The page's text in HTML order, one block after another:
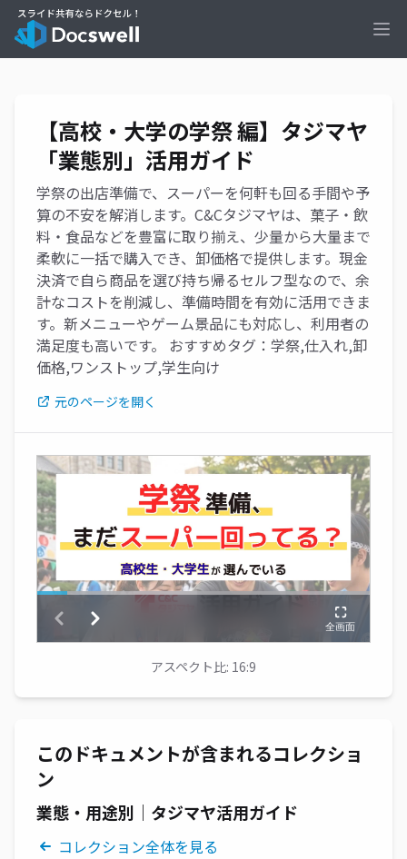
【高校・大学の学祭 編】タジマヤ
「業態別」活用ガイド
学祭の出店準備で、スーパーを何軒も回る手間や予
算の不安を解消します。C&Cタジマヤは、菓子・飲
料・食品などを豊富に取り揃え、少量から大量まで
柔軟に一括で購入でき、卸価格で提供します。現金
決済で自ら商品を選び持ち帰るセルフ型なので、余
計なコストを削減し、準備時間を有効に活用できま
す。新メニューやゲーム景品にも対応し、利用者の
満足度も高いです。 おすすめタグ：学祭,仕入れ,卸
価格,ワンストップ,学生向け
元のページを開く
アスペクト比: 16:9
このドキュメントが含まれるコレクショ
ン
業態・用途別｜タジマヤ活用ガイド
コレクション全体を見る